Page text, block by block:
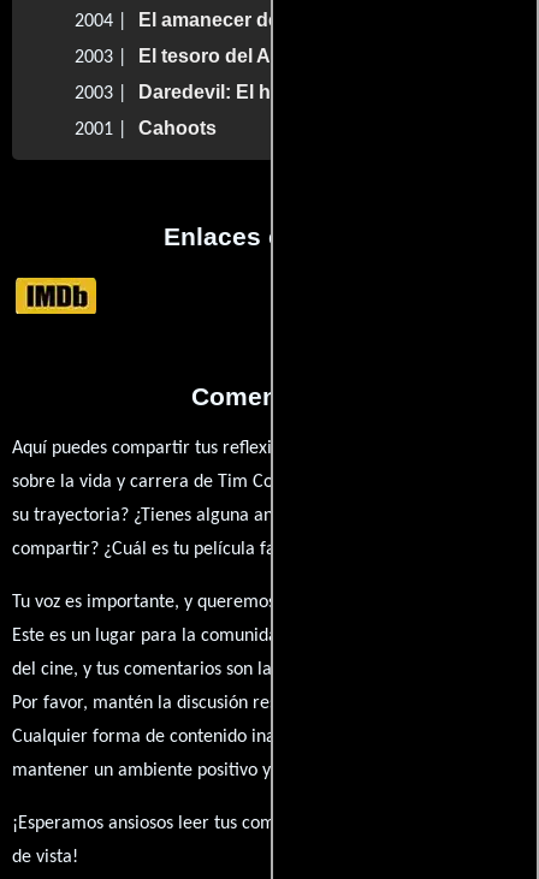
2004 | El amanecer de los muertos
2003 | El tesoro del Amazonas
2003 | Daredevil: El hombre sin miedo
2001 | Cahoots
Enlaces externos
Comentarios
Aquí puedes compartir tus reflexiones, anécdotas y opiniones
sobre la vida y carrera de Tim Connolly. ¿Qué te ha inspirado de
su trayectoria? ¿Tienes alguna anécdota personal que desees
compartir? ¿Cuál es tu película favorita en la que ha participado?
Tu voz es importante, y queremos escuchar tus pensamientos.
Este es un lugar para la comunidad de admiradores y amantes
del cine, y tus comentarios son la esencia de esta conversación.
Por favor, mantén la discusión respetuosa y constructiva.
Cualquier forma de contenido inapropiado será eliminado para
mantener un ambiente positivo y enriquecedor para todos.
¡Esperamos ansiosos leer tus comentarios y conocer tus puntos
de vista!